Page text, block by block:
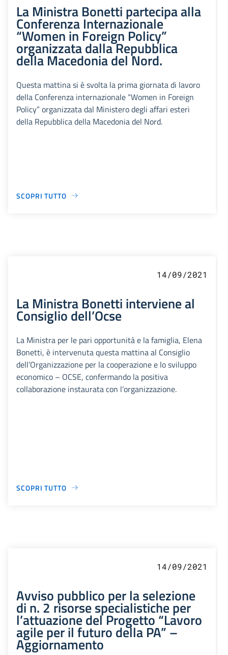
La Ministra Bonetti partecipa alla
Conferenza Internazionale
“Women in Foreign Policy”
organizzata dalla Repubblica
della Macedonia del Nord.
Questa mattina si è svolta la prima giornata di lavoro
della Conferenza internazionale “Women in Foreign
Policy” organizzata dal Ministero degli affari esteri
della Repubblica della Macedonia del Nord.
SCOPRI TUTTO
14/09/2021
La Ministra Bonetti interviene al
Consiglio dell’Ocse
La Ministra per le pari opportunità e la famiglia, Elena
Bonetti, è intervenuta questa mattina al Consiglio
dell’Organizzazione per la cooperazione e lo sviluppo
economico – OCSE, confermando la positiva
collaborazione instaurata con l’organizzazione.
SCOPRI TUTTO
14/09/2021
Avviso pubblico per la selezione
di n. 2 risorse specialistiche per
l’attuazione del Progetto “Lavoro
agile per il futuro della PA” –
Aggiornamento